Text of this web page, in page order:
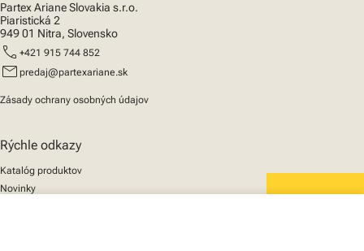
Partex Ariane Slovakia s.r.o.
Piaristická 2
949 01 Nitra, Slovensko
call +421 915 744 852
mail predaj@partexariane.sk
Zásady ochrany osobných údajov
Rýchle odkazy
Katalóg produktov
Novinky